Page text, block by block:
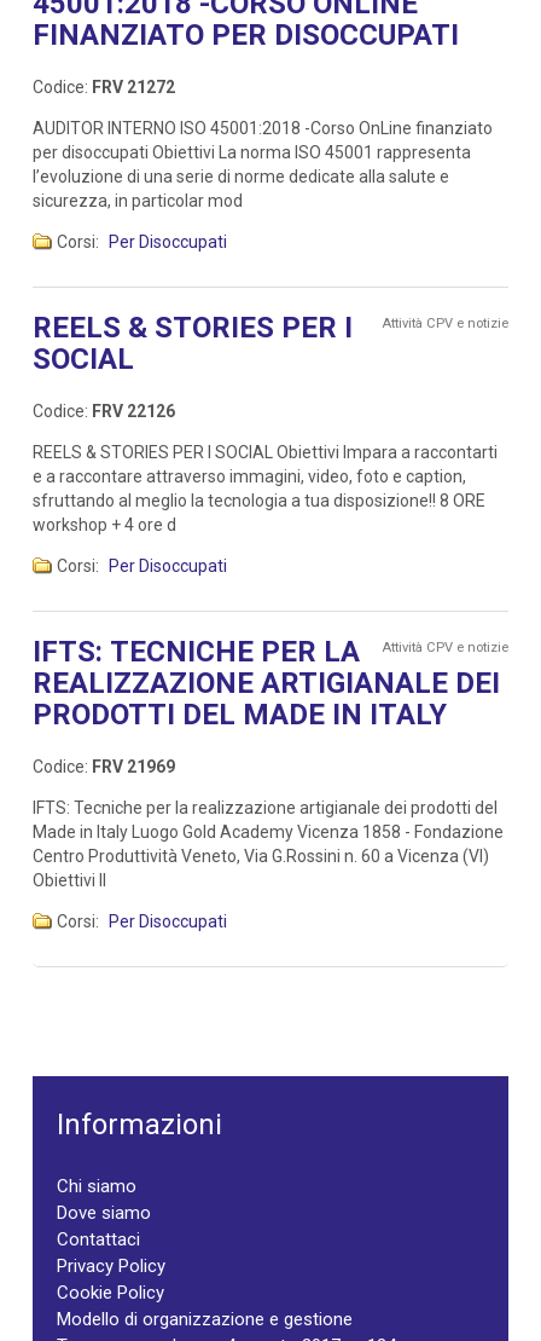
FINANZIATO PER DISOCCUPATI
Codice: FRV 21272
AUDITOR INTERNO ISO 45001:2018 -Corso OnLine finanziato
per disoccupati Obiettivi La norma ISO 45001 rappresenta
l’evoluzione di una serie di norme dedicate alla salute e
sicurezza, in particolar mod
Corsi: Per Disoccupati
Attività CPV e notizie
REELS & STORIES PER I
SOCIAL
Codice: FRV 22126
REELS & STORIES PER I SOCIAL Obiettivi Impara a raccontarti
e a raccontare attraverso immagini, video, foto e caption,
sfruttando al meglio la tecnologia a tua disposizione!! 8 ORE
workshop + 4 ore d
Corsi: Per Disoccupati
Attività CPV e notizie
IFTS: TECNICHE PER LA
REALIZZAZIONE ARTIGIANALE DEI
PRODOTTI DEL MADE IN ITALY
Codice: FRV 21969
IFTS: Tecniche per la realizzazione artigianale dei prodotti del
Made in Italy Luogo Gold Academy Vicenza 1858 - Fondazione
Centro Produttività Veneto, Via G.Rossini n. 60 a Vicenza (VI)
Obiettivi Il
Corsi: Per Disoccupati
Informazioni
Chi siamo
Dove siamo
Contattaci
Privacy Policy
Cookie Policy
Modello di organizzazione e gestione